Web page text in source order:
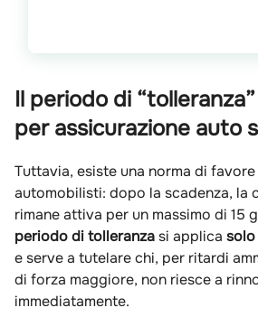
Il periodo di
per assicurazione auto
Tuttavia, esiste una norma di
automobilisti: dopo la scadenza, la
rimane attiva per un massimo di 15
periodo di tolleranza si applica solo
e serve a tutelare chi, per ritardi
di forza maggiore, non riesce a
immediatamente.